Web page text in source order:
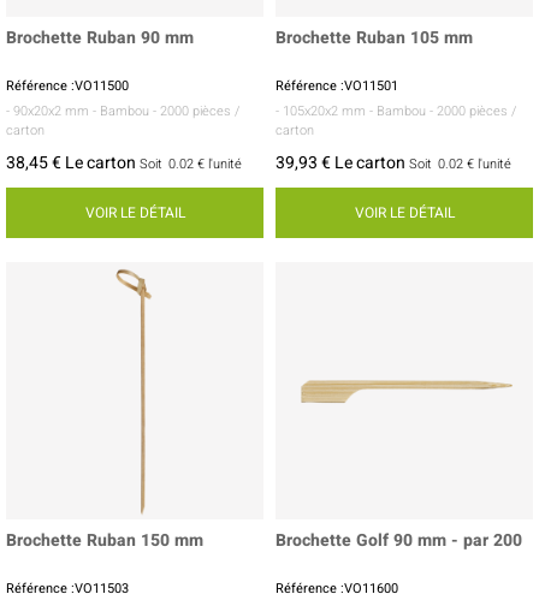
Brochette Ruban 90 mm
Référence :VO11500
- 90x20x2 mm - Bambou - 2000 pièces /
carton
38,45 € Le carton Soit 0.02 € l'unité
VOIR LE DÉTAIL
Brochette Ruban 105 mm
Référence :VO11501
- 105x20x2 mm - Bambou - 2000 pièces /
carton
39,93 € Le carton Soit 0.02 € l'unité
VOIR LE DÉTAIL
Brochette Ruban 150 mm
Référence :VO11503
Brochette Golf 90 mm - par 200
Référence :VO11600